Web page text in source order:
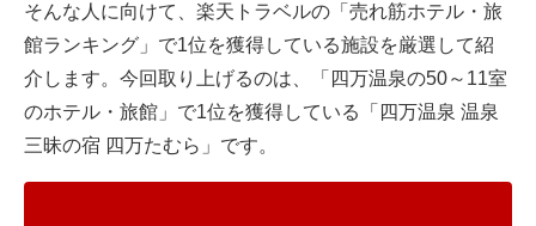
そんな人に向けて、 楽天トラベルの「売れ筋ホテル・旅
館ランキング」で1位を獲得している施設を厳選して紹
介します。今回取り上げるのは、「四万温泉の50～11室
のホテル・旅館」で1位を獲得している「四万温泉 温泉
三昧の宿 四万たむら」です。